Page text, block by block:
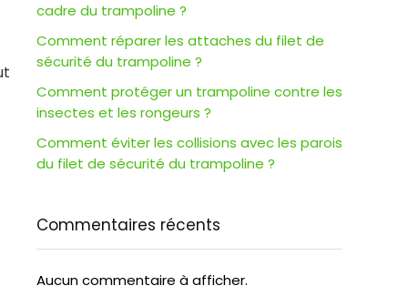
cadre du trampoline ?
Comment réparer les attaches du filet de
sécurité du trampoline ?
Comment protéger un trampoline contre les
insectes et les rongeurs ?
Comment éviter les collisions avec les parois
du filet de sécurité du trampoline ?
Commentaires récents
Aucun commentaire à afficher.